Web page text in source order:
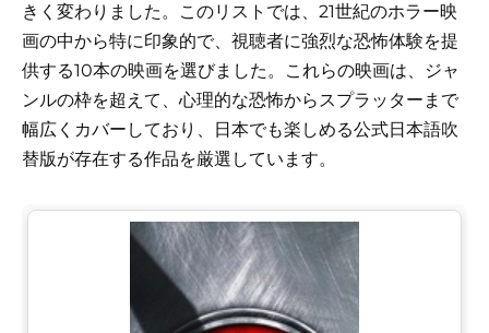
きく変わりました。このリストでは、21世紀のホラー映
画の中から特に印象的で、視聴者に強烈な恐怖体験を提
供する10本の映画を選びました。これらの映画は、ジャ
ンルの枠を超えて、心理的な恐怖からスプラッターまで
幅広くカバーしており、日本でも楽しめる公式日本語吹
替版が存在する作品を厳選しています。